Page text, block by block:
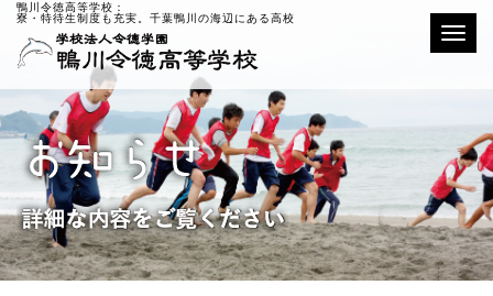
鴨川令徳高等学校：
寮・特待生制度も充実。千葉鴨川の海辺にある高校